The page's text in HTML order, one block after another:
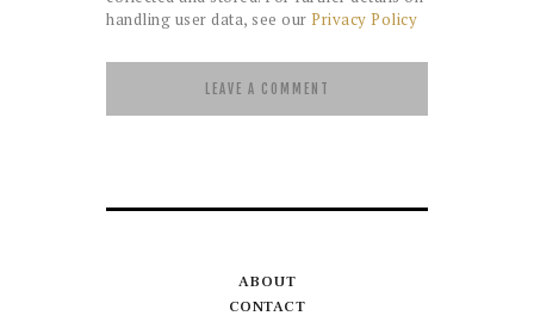
handling user data, see our Privacy Policy
ABOUT
CONTACT